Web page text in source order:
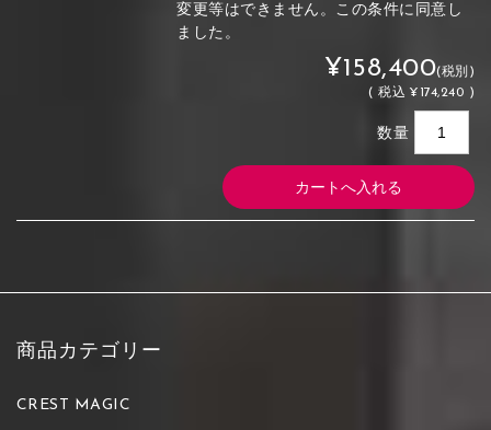
変更等はできません。この条件に同意し
ました。
¥158,400(税別)
(税込 ¥174,240 )
数量
商品カテゴリー
CREST MAGIC